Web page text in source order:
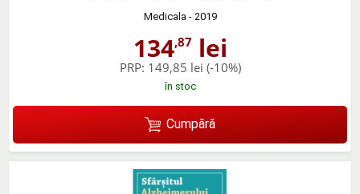
Medicala - 2019
134,87lei
PRP: 149,85 lei (-10%)
în stoc
Cumpără